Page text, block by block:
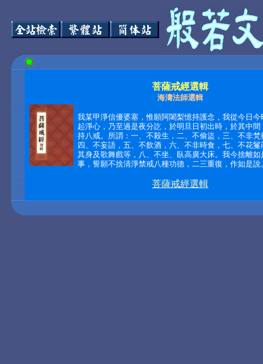
菩薩戒經選輯
海濤法師選輯
我某甲淨信優婆塞，惟願阿闍梨憶持護念，我從今日今
起淨心，乃至過是夜分訖，於明旦日初出時，於其中間
持八戒。所謂：一、不殺生，二、不偷盜，三、不非梵
四、不妄語，五、不飲酒，六、不非時食，七、不花鬘
其身及歌舞戲等，八、不坐、臥高廣大床。我今捨離如
事，誓願不捨清淨禁戒八種功德，二三重復，作如是說
菩薩戒經選輯